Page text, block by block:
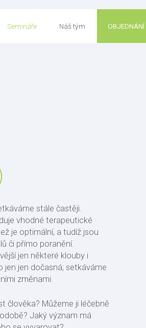
Semináře Náš tým OBJEDNÁNÍ
stále častěji.
vhodné terapeutické
je optimální, a tudíž jsou
či přímo poranění.
jen některé klouby i
jen jen dočasná; setkáváme
změnami.
člověka? Můžeme ji léčebně
Jaký význam má